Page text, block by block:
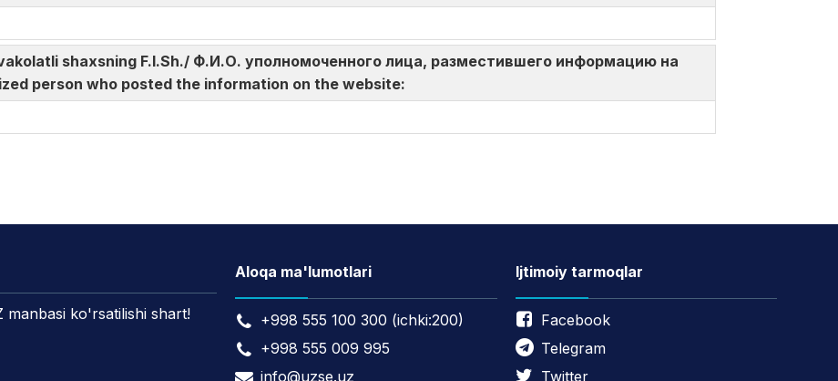
shaxsning F.I.Sh./ Ф.И.О. уполномоченного лица, разместившего информацию на
person who posted the information on the website:
manbasi ko'rsatilishi shart!
Aloqa ma'lumotlari
+998 555 100 300 (ichki:200)
+998 555 009 995
info@uzse.uz
Ijtimoiy tarmoqlar
Facebook
Telegram
Twitter